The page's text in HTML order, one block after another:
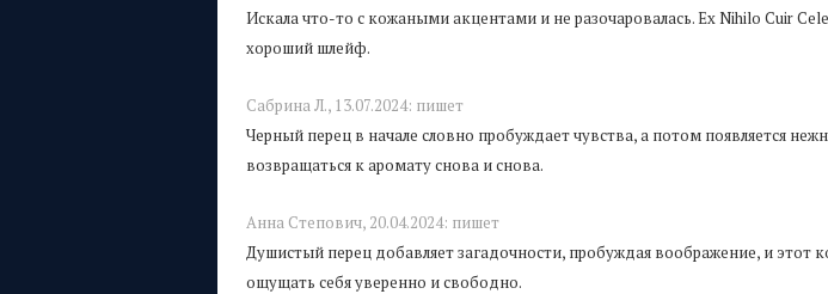
Искала что-то с кожаными акцентами и не разочаровалась. Ex Nihilo Cuir
хороший шлейф.
Сабрина Л., 13.07.2024: пишет
Черный перец в начале словно пробуждает чувства, а потом появляется
возвращаться к аромату снова и снова.
Анна Степович, 20.04.2024: пишет
Душистый перец добавляет загадочности, пробуждая воображение, и
ощущать себя уверенно и свободно.